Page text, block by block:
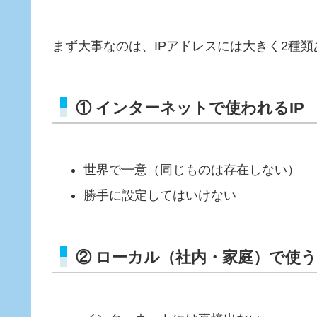
まず大事なのは、IPアドレスには大きく2種類
① インターネットで使われるIP
世界で一意（同じものは存在しない）
勝手に設定してはいけない
② ローカル（社内・家庭）で使